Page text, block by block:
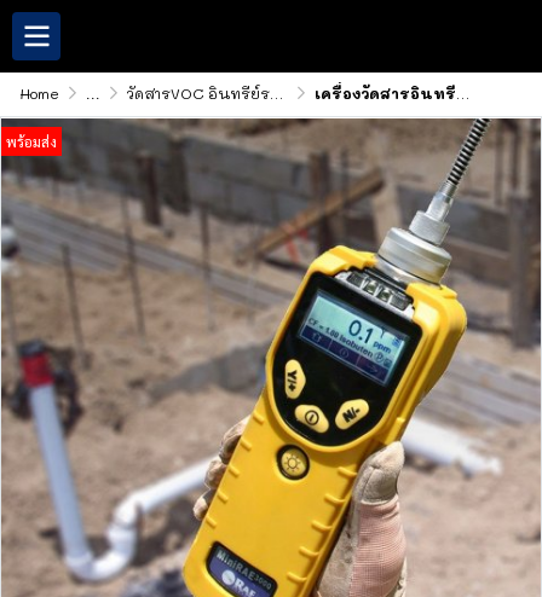
Home วัดสารVOC อินทรีย์ระเหยง่าย เครื่องวัดสารอินทรีย์ระเหยง่าย MiniRAE 3000+ Honeywell
พร้อมส่ง